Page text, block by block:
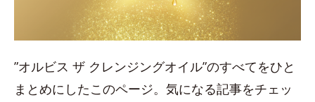
”オルビス ザ クレンジングオイル”のすべてをひと
まとめにしたこのページ。気になる記事をチェッ